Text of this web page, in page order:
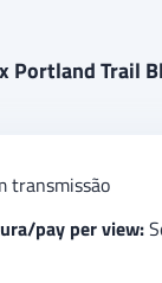
Portland Trail
transmissão
pay per view: